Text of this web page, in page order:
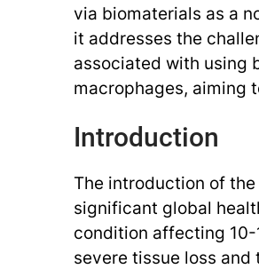
via biomaterials as a
it addresses the
associated with using
macrophages, aiming
Introduction
The introduction of
significant global
condition affecting
severe tissue loss